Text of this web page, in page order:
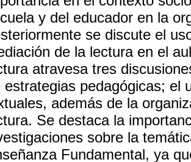
y del educador en la
se discute el
de la lectura en el
atravesa tres
estrategias pedagógicas; el
además de la
Se destaca la
sobre la
Fundamental, ya